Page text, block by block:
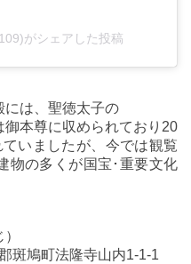
がシェアした投稿
には、聖徳太子の
本尊に収められており20
いましたが、今では観覧
物の多くが国宝･重要文化
斑鳩町法隆寺山内1-1-1